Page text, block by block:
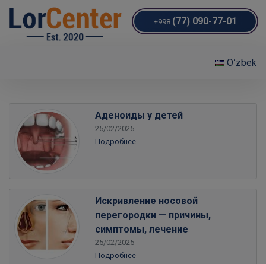
+998 (77) 090-77-01
Oʻzbek
Аденоиды у детей
25/02/2025
Подробнее
Искривление носовой
перегородки — причины,
симптомы, лечение
25/02/2025
Подробнее